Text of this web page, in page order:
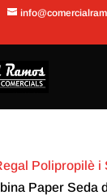
Polipropilè i
Paper Seda